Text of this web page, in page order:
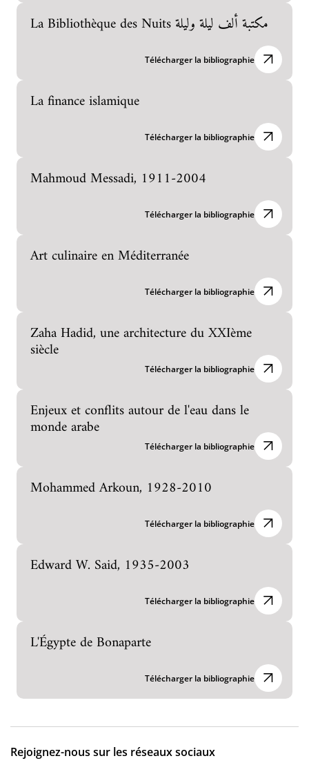
La Bibliothèque des Nuits ﻣﻜﺘﺒﺔ أﻟﻒ ﻟﻴﻠﺔ وﻟﻴﻠﺔ
Télécharger la bibliographie
La finance islamique
Télécharger la bibliographie
Mahmoud Messadi, 1911-2004
Télécharger la bibliographie
Art culinaire en Méditerranée
Télécharger la bibliographie
Zaha Hadid, une architecture du XXIème
siècle
Télécharger la bibliographie
Enjeux et conflits autour de l'eau dans le
monde arabe
Télécharger la bibliographie
Mohammed Arkoun, 1928-2010
Télécharger la bibliographie
Edward W. Said, 1935-2003
Télécharger la bibliographie
L'Égypte de Bonaparte
Télécharger la bibliographie
Rejoignez-nous sur les réseaux sociaux